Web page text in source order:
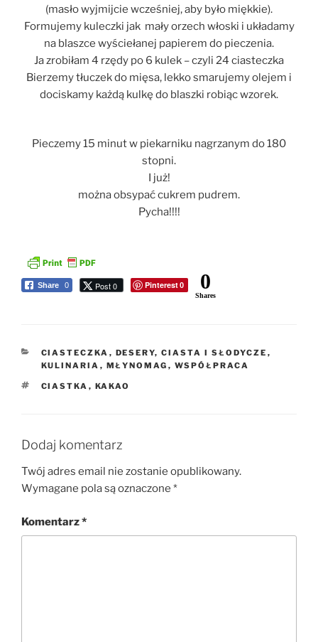
(masło wyjmijcie wcześniej, aby było miękkie).
Formujemy kuleczki jak mały orzech włoski i układamy
na blaszce wyściełanej papierem do pieczenia.
Ja zrobiłam 4 rzędy po 6 kulek – czyli 24 ciasteczka
Bierzemy tłuczek do mięsa, lekko smarujemy olejem i
dociskamy każdą kulkę do blaszki robiąc wzorek.
Pieczemy 15 minut w piekarniku nagrzanym do 180
stopni.
I już!
można obsypać cukrem pudrem.
Pycha!!!!
Share 0 Post 0 Pinterest0 0
Shares
KATEGORIE
CIASTECZKA , DESERY, CIASTA I SŁODYCZE ,
KULINARIA , MŁYNOMAG , WSPÓŁPRACA
TAGI
CIASTKA , KAKAO
Dodaj komentarz
Twój adres email nie zostanie opublikowany.
Wymagane pola są oznaczone *
Komentarz*